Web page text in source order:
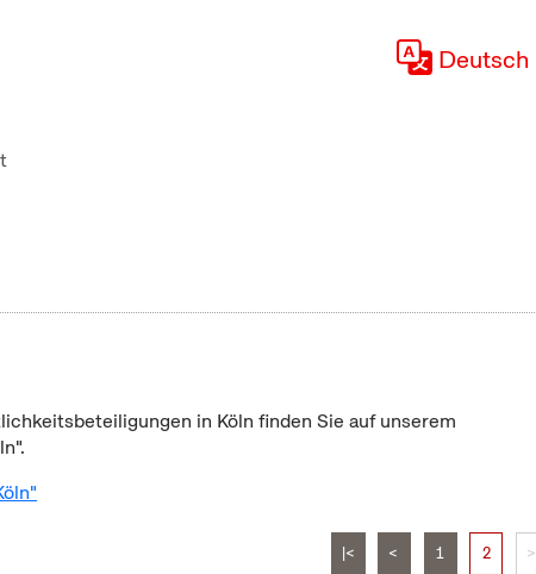
Deutsch
in Köln finden Sie auf unserem
|< < 1 2 >